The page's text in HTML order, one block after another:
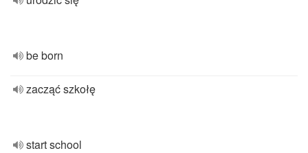
be born
zacząć szkołę
start school